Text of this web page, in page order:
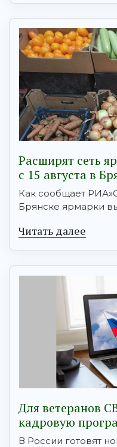
Расширят сеть
с 15 августа в
Как сообщает
Брянске ярмарки
Читать далее
Для ветеранов
кадровую
В России готовят